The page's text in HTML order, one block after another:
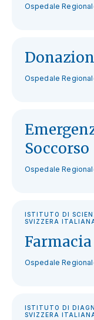
Ospedale
Ospedale
Soccorso
Ospedale
ISTITUTO DI
SVIZZERA
Ospedale
ISTITUTO DI
SVIZZERA